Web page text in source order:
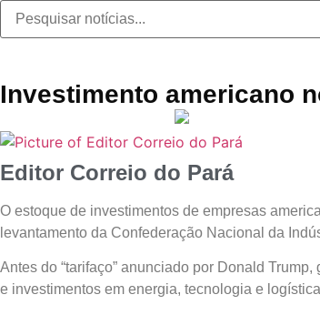
Investimento americano
Editor Correio do Pará
O estoque de investimentos de empresas
levantamento da Confederação Nacional da
Antes do “tarifaço” anunciado por Donald
e investimentos em energia, tecnologia e